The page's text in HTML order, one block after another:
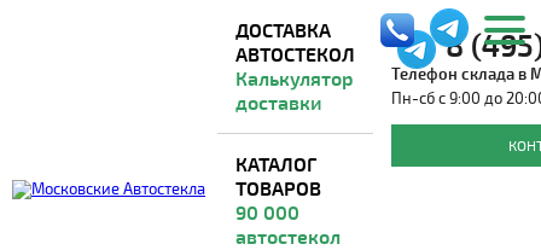
ДОСТАВКА
АВТОСТЕКОЛ
Калькулятор
доставки
КАТАЛОГ
ТОВАРОВ
90 000
автостекол
8
Телефон склада в
Пн-сб с 9:00 до
ВО ВСЕ РЕГИОНЫ